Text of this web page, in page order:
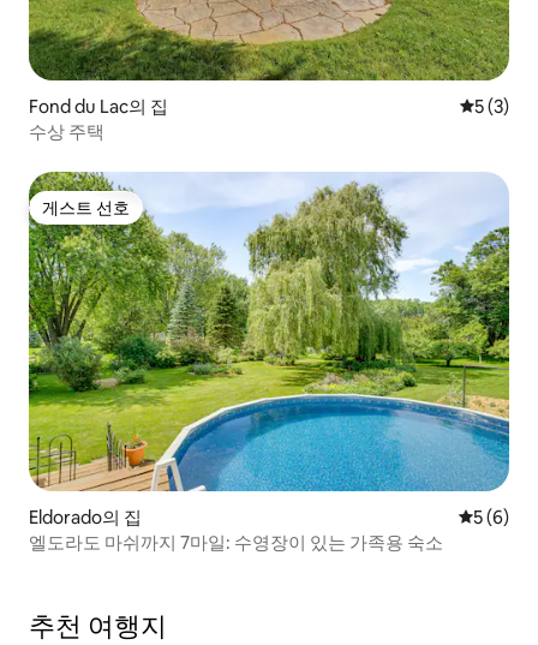
Fond du Lac의 집 평점 5점
5 (3)
수상 주택
게스트 선호
게스트 선호
Eldorado의 집 평점 5점
5 (6)
엘도라도 마쉬까지 7마일: 수영장이 있는 가족용 숙소
추천 여행지